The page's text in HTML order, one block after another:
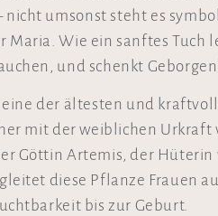
nicht umsonst steht es
Maria. Wie ein sanftes Tuch
und schenkt
eine der ältesten und
mit der weiblichen Urkraft
Göttin Artemis, der Hüterin
diese Pflanze Frauen
bis zur Geburt.